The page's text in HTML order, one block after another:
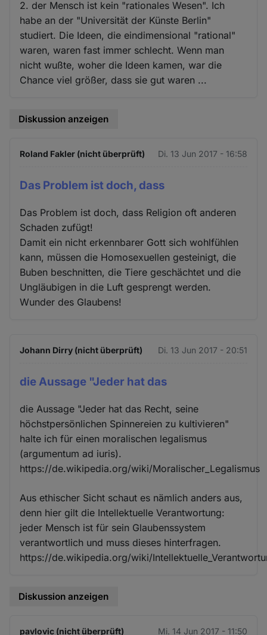
2. der Mensch ist kein "rationales Wesen". Ich
habe an der "Universität der Künste Berlin"
studiert. Die Ideen, die eindimensional "rational"
waren, waren fast immer schlecht. Wenn man
nicht wußte, woher die Ideen kamen, war die
Chance viel größer, dass sie gut waren ...
Diskussion anzeigen
Roland Fakler (nicht überprüft) Di. 13 Jun 2017 - 16:58
Das Problem ist doch, dass
Das Problem ist doch, dass Religion oft anderen
Schaden zufügt!
Damit ein nicht erkennbarer Gott sich wohlfühlen
kann, müssen die Homosexuellen gesteinigt, die
Buben beschnitten, die Tiere geschächtet und die
Ungläubigen in die Luft gesprengt werden.
Wunder des Glaubens!
Johann Dirry (nicht überprüft) Di. 13 Jun 2017 - 20:51
die Aussage "Jeder hat das
die Aussage "Jeder hat das Recht, seine
höchstpersönlichen Spinnereien zu kultivieren"
halte ich für einen moralischen legalismus
(argumentum ad iuris).
https://de.wikipedia.org/wiki/Moralischer_Legalismus
Aus ethischer Sicht schaut es nämlich anders aus,
denn hier gilt die Intellektuelle Verantwortung:
jeder Mensch ist für sein Glaubenssystem
verantwortlich und muss dieses hinterfragen.
https://de.wikipedia.org/wiki/
Diskussion anzeigen
pavlovic (nicht überprüft) Mi. 14 Jun 2017 - 11:50